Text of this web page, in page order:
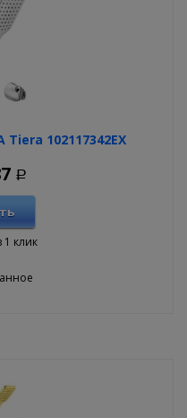
102117342EX
Р
1 клик